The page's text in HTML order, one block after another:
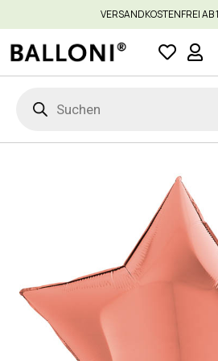
VERSANDKOSTENFREI